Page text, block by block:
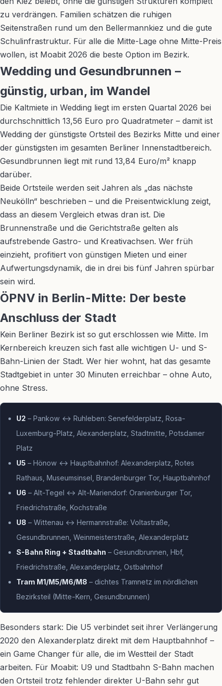
zu verdrängen. Familien schätzen die ruhigen
Seitenstraßen rund um den Bellermannkiez und die gute
Schulinfrastruktur. Für alle die Mitte-Lage ohne Mitte-Preis
wollen, ist Moabit 2026 die beste Option im Bezirk.
Wedding und Gesundbrunnen –
günstig, urban, im Wandel
Die Kaltmiete in Wedding liegt im ersten Quartal 2026 bei
durchschnittlich 13,56 Euro pro Quadratmeter – damit ist
Wedding der günstigste Ortsteil des Bezirks Mitte und einer
der günstigsten im gesamten Berliner Innenstadtbereich.
Gesundbrunnen liegt mit rund 13,84 Euro/m² knapp
darüber.
Beide Ortsteile werden seit Jahren als „das nächste
Neukölln“ beschrieben – und die Preisentwicklung zeigt,
dass an diesem Vergleich etwas dran ist. Die
Brunnenstraße und die Gerichtstraße gelten als
aufstrebende Gastro- und Kreativachsen. Wer früh
einzieht, profitiert von günstigen Mieten und einer
Aufwertungsdynamik, die in drei bis fünf Jahren spürbar
sein wird.
ÖPNV in Berlin-Mitte: Der beste
Anschluss der Stadt
Kein Berliner Bezirk ist so gut erschlossen wie Mitte. Im
Kernbereich kreuzen sich fast alle wichtigen U- und S-
Bahn-Linien der Stadt. Wer hier wohnt, hat das gesamte
Stadtgebiet in unter 30 Minuten erreichbar – ohne Auto,
ohne Stress.
U2 – Pankow ↔ Ruhleben: Senefelderplatz, Rosa-
Luxemburg-Platz, Alexanderplatz, Stadtmitte, Potsdamer
Platz
U5 – Hönow ↔ Hauptbahnhof: Alexanderplatz, Rotes
Rathaus, Museumsinsel, Brandenburger Tor, Hauptbahnhof
U6 – Alt-Tegel ↔ Alt-Mariendorf: Oranienburger Tor,
Friedrichstraße, Kochstraße
U8 – Wittenau ↔ Hermannstraße: Voltastraße,
Gesundbrunnen, Weinmeisterstraße, Alexanderplatz
S-Bahn Ring + Stadtbahn – Gesundbrunnen, Hbf,
Friedrichstraße, Alexanderplatz, Ostbahnhof
Tram M1/M5/M6/M8 – dichtes Tramnetz im nördlichen
Bezirksteil (Mitte-Kern, Gesundbrunnen)
Besonders stark: Die U5 verbindet seit ihrer Verlängerung
2020 den Alexanderplatz direkt mit dem Hauptbahnhof –
ein Game Changer für alle, die im Westteil der Stadt
arbeiten. Für Moabit: U9 und Stadtbahn S-Bahn machen
den Ortsteil trotz fehlender direkter U-Bahn sehr gut